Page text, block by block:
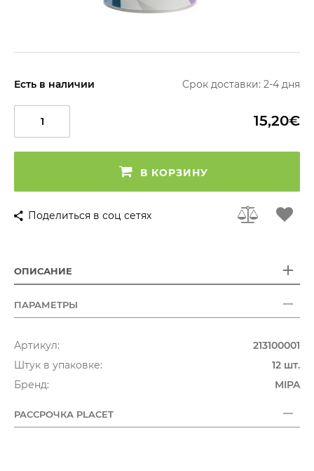
Есть в наличии Срок доставки: 2-4 дня
15,20€
В КОРЗИНУ
Поделиться в соц сетях
ОПИСАНИЕ
ПАРАМЕТРЫ
Артикул:
213100001
Штук в упаковке:
12 шт.
Бренд:
MIPA
РАССРОЧКА PLACET